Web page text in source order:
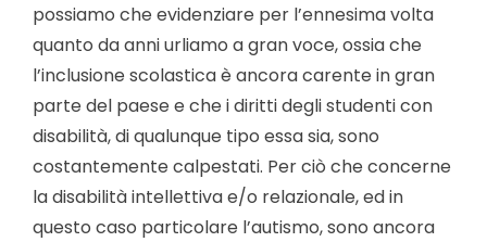
possiamo che evidenziare per l’ennesima volta
quanto da anni urliamo a gran voce, ossia che
l’inclusione scolastica è ancora carente in gran
parte del paese e che i diritti degli studenti con
disabilità, di qualunque tipo essa sia, sono
costantemente calpestati. Per ciò che concerne
la disabilità intellettiva e/o relazionale, ed in
questo caso particolare l’autismo, sono ancora